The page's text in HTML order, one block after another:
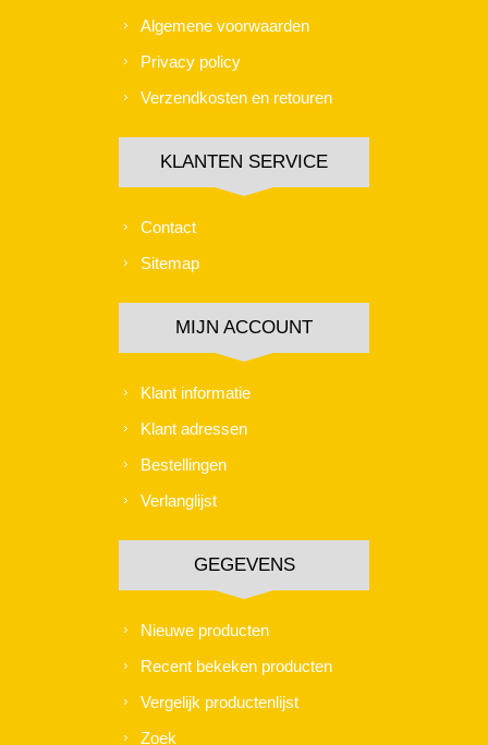
Algemene voorwaarden
Privacy policy
Verzendkosten en retouren
KLANTEN SERVICE
Contact
Sitemap
MIJN ACCOUNT
Klant informatie
Klant adressen
Bestellingen
Verlanglijst
GEGEVENS
Nieuwe producten
Recent bekeken producten
Vergelijk productenlijst
Zoek